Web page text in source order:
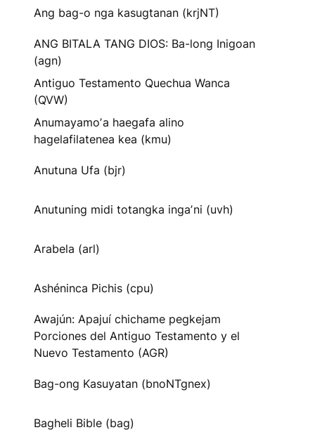
Ang bag-o nga kasugtanan (krjNT)
ANG BITALA TANG DIOS: Ba-long Inigoan
(agn)
Antiguo Testamento Quechua Wanca
(QVW)
Anumayamoʼa haegafa alino
hagelafilatenea kea (kmu)
Anutuna Ufa (bjr)
Anutuning midi totangka ingaʼni (uvh)
Arabela (arl)
Ashéninca Pichis (cpu)
Awajún: Apajuí chichame pegkejam
Porciones del Antiguo Testamento y el
Nuevo Testamento (AGR)
Bag-ong Kasuyatan (bnoNTgnex)
Bagheli Bible (bag)